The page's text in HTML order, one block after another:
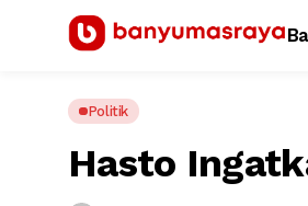
Politik
Hasto